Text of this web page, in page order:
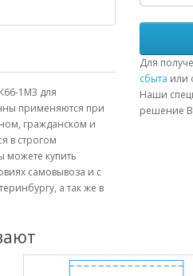
1М3 для
применяются при
гражданском и
в строгом
можете купить
самовывоза и с
а так же в
Для
сбыта или
Наши
решение